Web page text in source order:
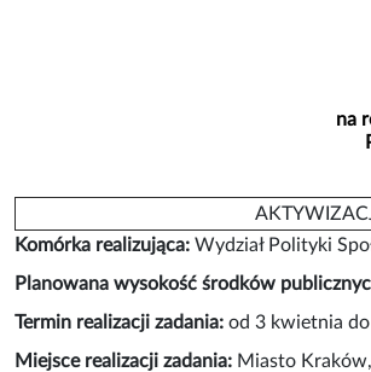
na
Komórka realizująca: Wydział Polityki
Planowana wysokość środków
Termin realizacji zadania: od 3 kwietnia
Miejsce realizacji zadania: Miasto